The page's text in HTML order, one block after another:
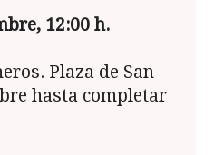
12:00 h.
Plaza de San
hasta completar